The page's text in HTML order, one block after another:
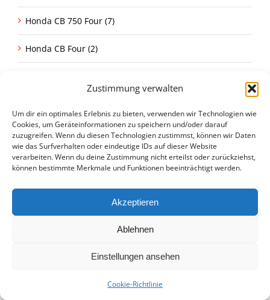
Zustimmung verwalten
Um dir ein optimales Erlebnis zu bieten, verwenden wir Technologien wie
Cookies, um Geräteinformationen zu speichern und/oder darauf
zuzugreifen. Wenn du diesen Technologien zustimmst, können wir Daten
wie das Surfverhalten oder eindeutige IDs auf dieser Website
verarbeiten. Wenn du deine Zustimmung nicht erteilst oder zurückziehst,
können bestimmte Merkmale und Funktionen beeinträchtigt werden.
Akzeptieren
Ablehnen
Einstellungen ansehen
Cookie-Richtlinie
Honda CB 750 Four (7)
Honda CB Four (2)
Honda Goldwing (2)
Honda Monkey (4)
Honda XL (3)
Idole (23)